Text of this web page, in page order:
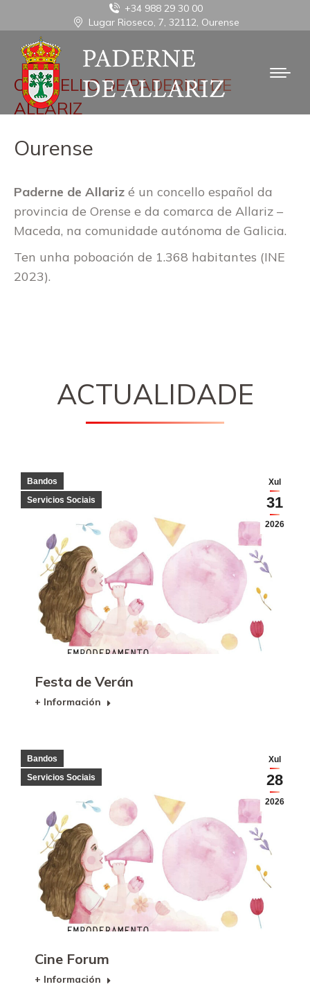
+34 988 29 30 00
Lugar Rioseco, 7, 32112, Ourense
CONCELLO DE PADERNE DE
ALLARIZ
Ourense
Paderne de Allariz é un concello español da
provincia de Orense e da comarca de Allariz –
Maceda, na comunidade autónoma de Galicia.
Ten unha poboación de 1.368 habitantes (INE
2023).
ACTUALIDADE
Xul
31
2026
Bandos
Servicios Sociais
Festa de Verán
+ Información
Xul
28
2026
Bandos
Servicios Sociais
Cine Forum
+ Información